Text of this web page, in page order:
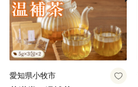
愛知県小牧市